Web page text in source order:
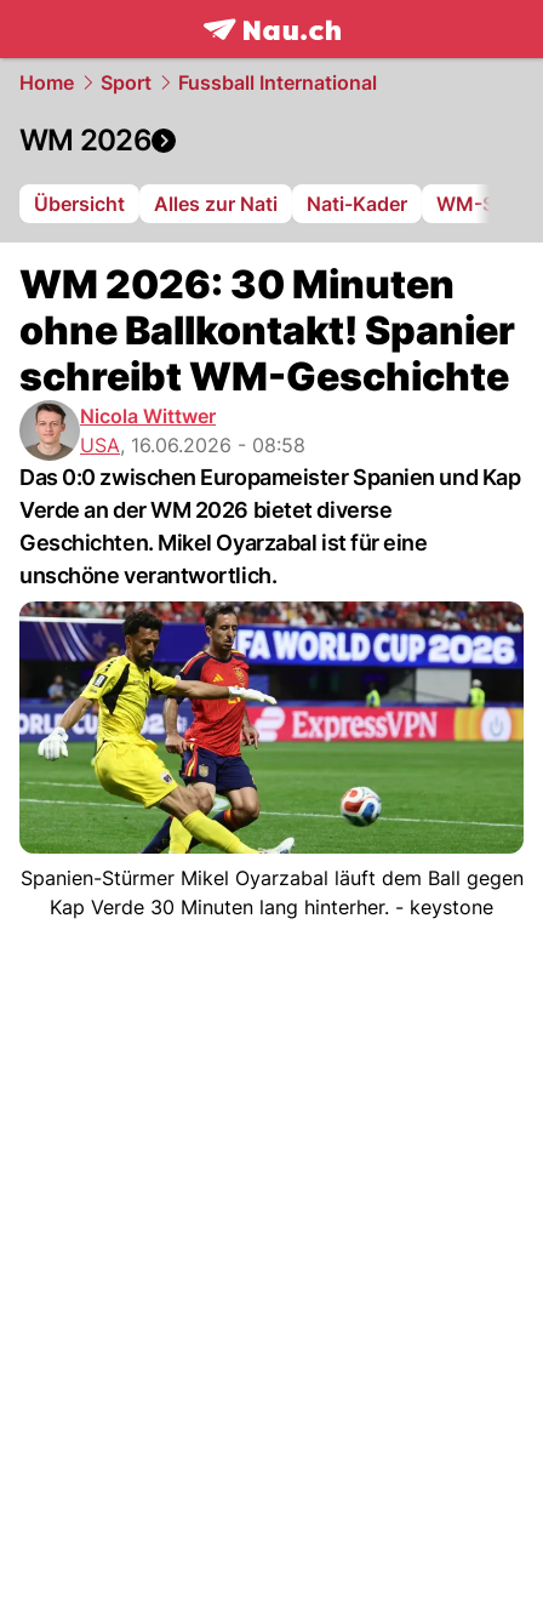
frontpage.NAU.ch
Home Sport Fussball International
WM 2026
Übersicht Alles zur Nati Nati-Kader WM-
WM 2026: 30 Minuten
ohne Ballkontakt! Spanier
schreibt WM-Geschichte
Nicola Wittwer
USA, 16.06.2026 - 08:58
Das 0:0 zwischen Europameister Spanien und Kap
Verde an der WM 2026 bietet diverse
Geschichten. Mikel Oyarzabal ist für eine
unschöne verantwortlich.
Spanien-Stürmer Mikel Oyarzabal läuft dem Ball gegen
Kap Verde 30 Minuten lang hinterher. - keystone